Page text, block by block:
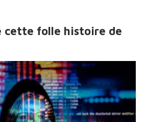
cette folle histoire de